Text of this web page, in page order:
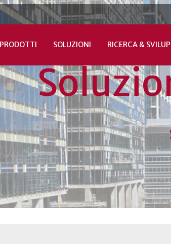
PRODOTTI SOLUZIONI RICERCA &